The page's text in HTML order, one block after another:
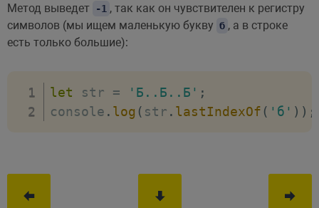
Метод выведет
-1 , так как он чувствителен к регистру
символов (мы ищем маленькую букву б , а в строке
есть только большие):
let str = 'Б..Б..Б' ;
console . log ( str . lastIndexOf ( 'б' ) ) ;